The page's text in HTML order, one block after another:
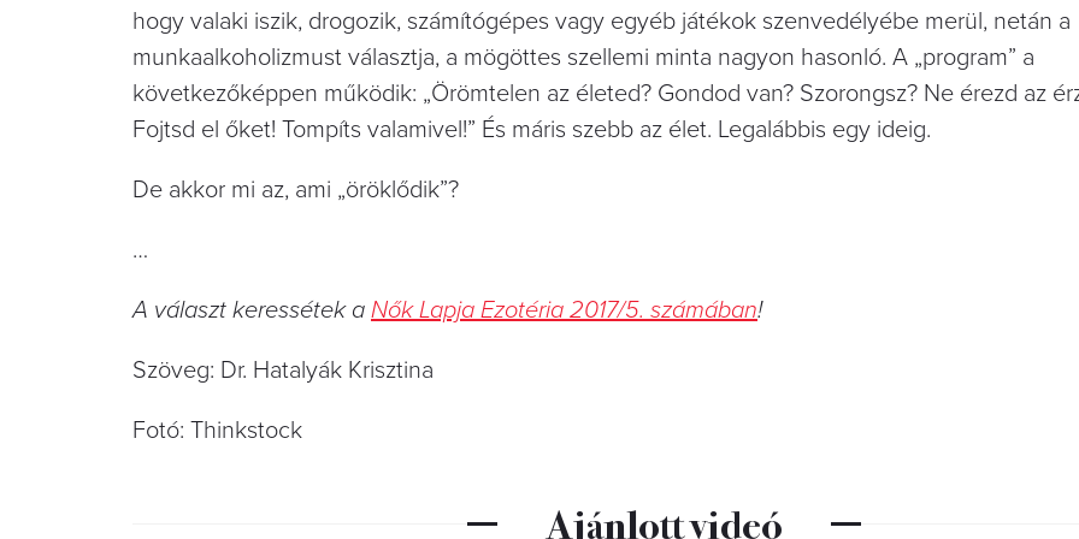
hogy valaki iszik, drogozik, számítógépes vagy egyéb játékok szenvedélyébe merül, netán a
munkaalkoholizmust választja, a mögöttes szellemi minta nagyon hasonló. A „program” a
következőképpen működik: „Örömtelen az életed? Gondod van? Szorongsz? Ne érezd az
Fojtsd el őket! Tompíts valamivel!” És máris szebb az élet. Legalábbis egy ideig.
De akkor mi az, ami „öröklődik”?
…
A választ keressétek a Nők Lapja Ezotéria 2017/5. számában!
Szöveg: Dr. Hatalyák Krisztina
Fotó: Thinkstock
Ajánlott videó